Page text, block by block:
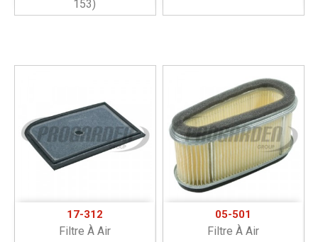
153)
17-312
Filtre À Air
05-501
Filtre À Air